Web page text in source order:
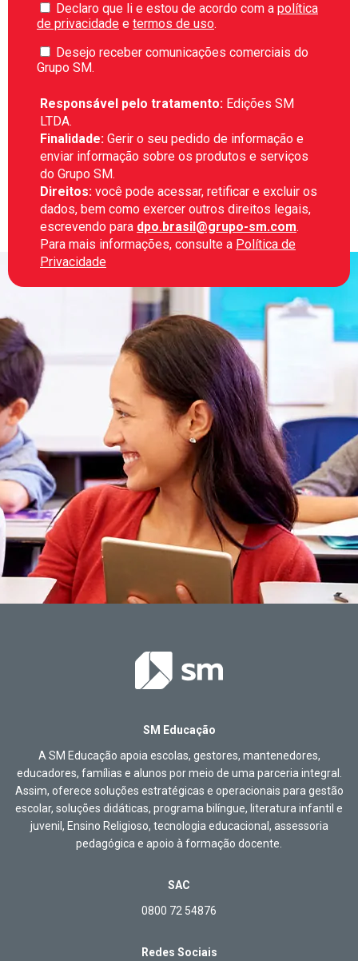
Declaro que li e estou de acordo com a política
de privacidade e termos de uso.
Desejo receber comunicações comerciais do
Grupo SM.
Responsável pelo tratamento: Edições SM
LTDA.
Finalidade: Gerir o seu pedido de informação e
enviar informação sobre os produtos e serviços
do Grupo SM.
Direitos: você pode acessar, retificar e excluir os
dados, bem como exercer outros direitos legais,
escrevendo para dpo.brasil@grupo-sm.com.
Para mais informações, consulte a Política de
Privacidade
SM Educação
A SM Educação apoia escolas, gestores, mantenedores,
educadores, famílias e alunos por meio de uma parceria integral.
Assim, oferece soluções estratégicas e operacionais para gestão
escolar, soluções didáticas, programa bilíngue, literatura infantil e
juvenil, Ensino Religioso, tecnologia educacional, assessoria
pedagógica e apoio à formação docente.
SAC
0800 72 54876
Redes Sociais